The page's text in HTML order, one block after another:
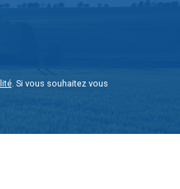
. Si vous souhaitez vous